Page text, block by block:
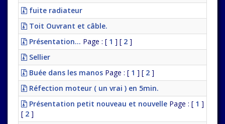
fuite radiateur
Toit Ouvrant et câble.
Présentation... Page : [ 1 ] [ 2 ]
Sellier
Buée dans les manos Page : [ 1 ] [ 2 ]
Réfection moteur ( un vrai ) en 5min.
Présentation petit nouveau et nouvelle Page : [ 1 ]
[ 2 ]